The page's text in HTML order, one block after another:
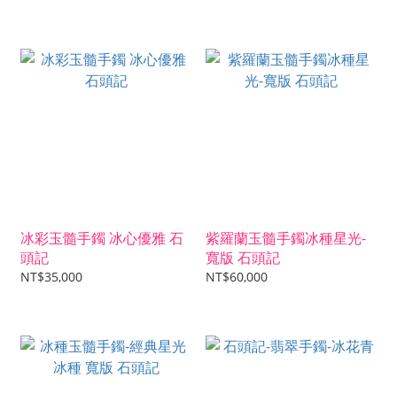
冰彩玉髓手鐲 冰心優雅 石
頭記
NT$35,000
紫羅蘭玉髓手鐲冰種星光-
寬版 石頭記
NT$60,000